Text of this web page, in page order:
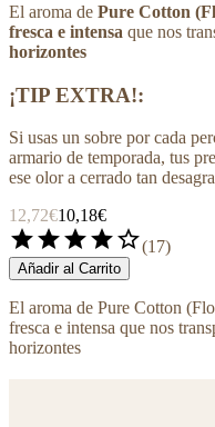
El aroma de Pure Cotton
fresca e intensa que nos
horizontes
¡TIP EXTRA!:
Si usas un sobre por cada
armario de temporada, tus
ese olor a cerrado tan
12,72€10,18€
starstarstarstarstar_border(17)
Añadir al Carrito
El aroma de Pure Cotton
fresca e intensa que nos
horizontes